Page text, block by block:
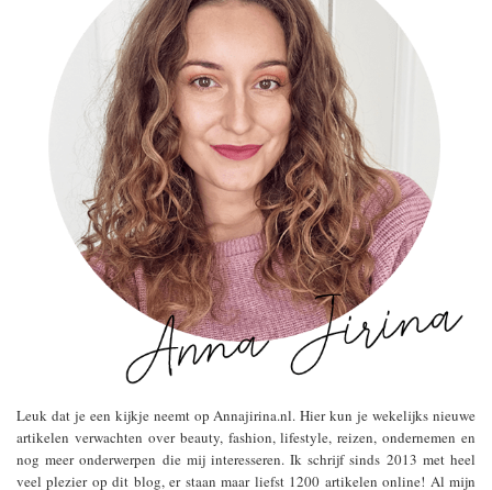
Leuk dat je een kijkje neemt op Annajirina.nl. Hier kun je wekelijks nieuwe
artikelen verwachten over beauty, fashion, lifestyle, reizen, ondernemen en
nog meer onderwerpen die mij interesseren. Ik schrijf sinds 2013 met heel
veel plezier op dit blog, er staan maar liefst 1200 artikelen online! Al mijn